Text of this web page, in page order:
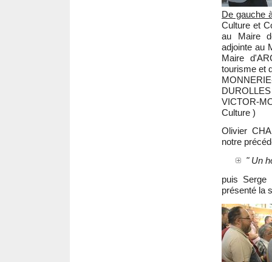
De gauche
Culture et
au Maire
adjointe au
Maire
tourisme et
VICTOR-
Culture )
Olivier
notre
" Un
puis
présenté la